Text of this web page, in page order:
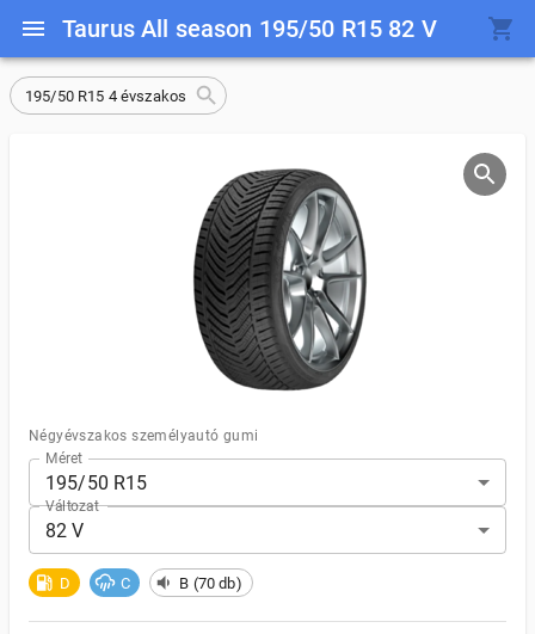
Taurus All season 195/50 R15 82 V
195/50 R15 4 évszakos
Négyévszakos személyautó gumi
Méret
195/50 R15
Változat
82 V
D C B (70 db)